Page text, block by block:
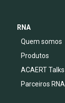
RNA
Quem somos
Produtos
ACAERT Talks
Parceiros RNA